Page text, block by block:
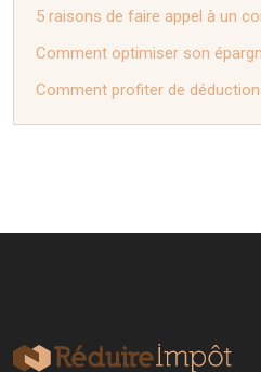
5 raisons de faire appel à un
Comment optimiser son
Comment profiter de